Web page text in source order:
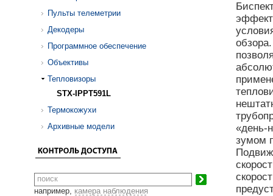
Пульты телеметрии
Декодеры
Программное обеспечение
Объективы
Тепловизоры
STX-IPPT591L
Термокожухи
Архивные модели
например, камера наблюдения
«день-
зумом